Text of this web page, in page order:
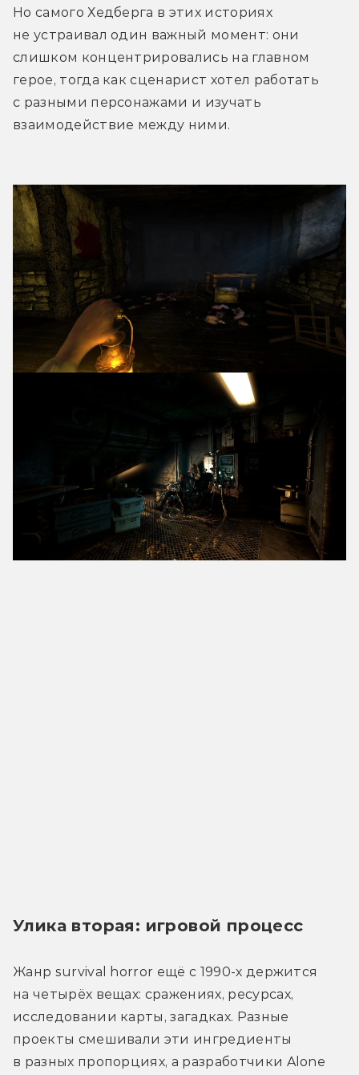
Но самого Хедберга в этих историях
не устраивал один важный момент: они
слишком концентрировались на главном
герое, тогда как сценарист хотел работать
с разными персонажами и изучать
взаимодействие между ними.
Улика вторая: игровой процесс
Жанр survival horror ещё с 1990-х держится
на четырёх вещах: сражениях, ресурсах,
исследовании карты, загадках. Разные
проекты смешивали эти ингредиенты
в разных пропорциях, а разработчики Alone